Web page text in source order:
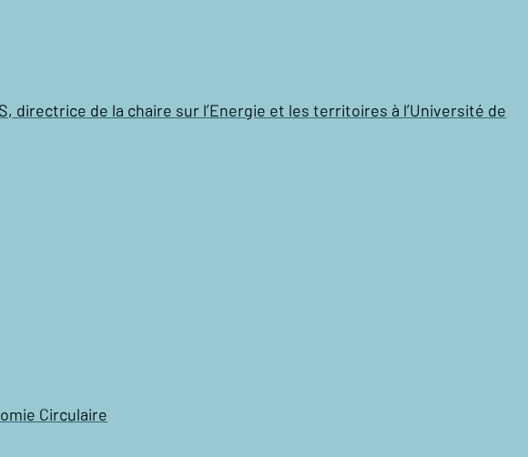
directrice de la chaire sur l’Energie et les territoires à l’Université de
Circulaire